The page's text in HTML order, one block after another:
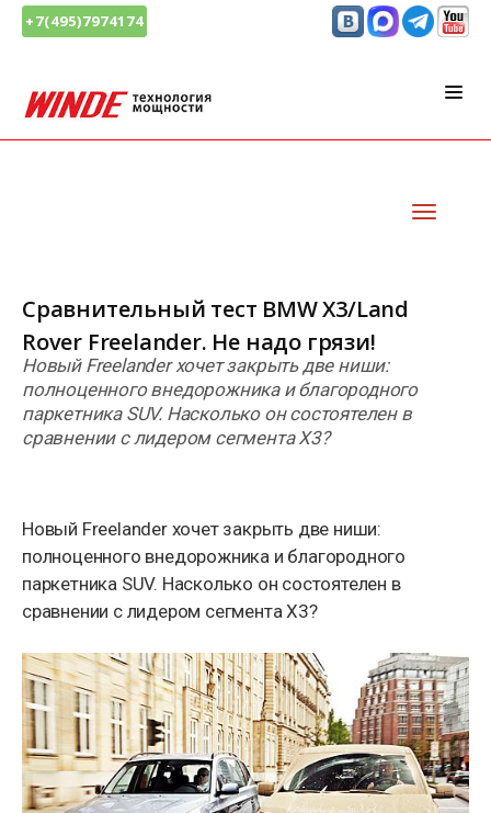
+7(495)7974174
Сравнительный тест BMW X3/Land
Rover Freelander. Не надо грязи!
Новый Freelander хочет закрыть две ниши:
полноценного внедорожника и благородного
паркетника SUV. Насколько он состоятелен в
сравнении с лидером сегмента X3?
Новый Freelander хочет закрыть две ниши:
полноценного внедорожника и благородного
паркетника SUV. Насколько он состоятелен в
сравнении с лидером сегмента X3?